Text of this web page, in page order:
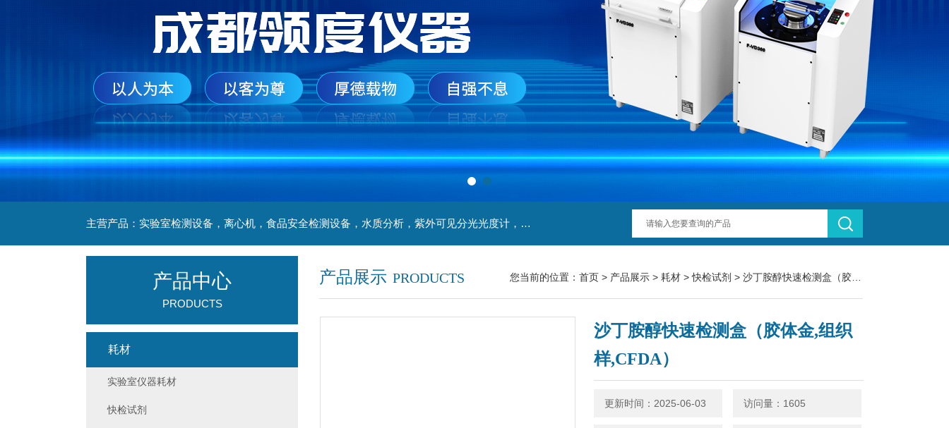
主营产品：实验室检测设备，离心机，食品安全检测设备，水质分析，紫外可见分光光度计，液氮罐，万分之一天平，离心机生物实验室工程，移液器
产品展示 PRODUCTS 您当前的位置： 首页 > 产品展示 > 耗材 >快检试剂 > 沙丁胺醇快速检测盒（胶体金,组织样,CFDA）
沙丁胺醇快速检测盒（胶体金,组织
样,CFDA）
更新时间：2025-06-03 访问量：1605
产品中心
PRODUCTS
耗材
实验室仪器耗材
快检试剂